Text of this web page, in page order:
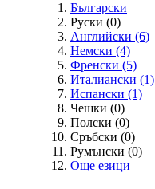
Български
Руски (0)
Английски (6)
Немски (4)
Френски (5)
Италиански (1)
Испански (1)
Чешки (0)
Полски (0)
Сръбски (0)
Румънски (0)
Още езици